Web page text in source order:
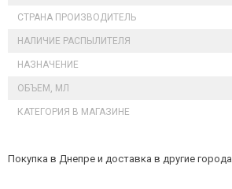
СТРАНА ПРОИЗВОДИТЕЛЬ
НАЛИЧИЕ РАСПЫЛИТЕЛЯ
НАЗНАЧЕНИЕ
ОБЪЕМ, МЛ
КАТЕГОРИЯ В МАГАЗИНЕ
Покупка в Днепре и доставка в другие города